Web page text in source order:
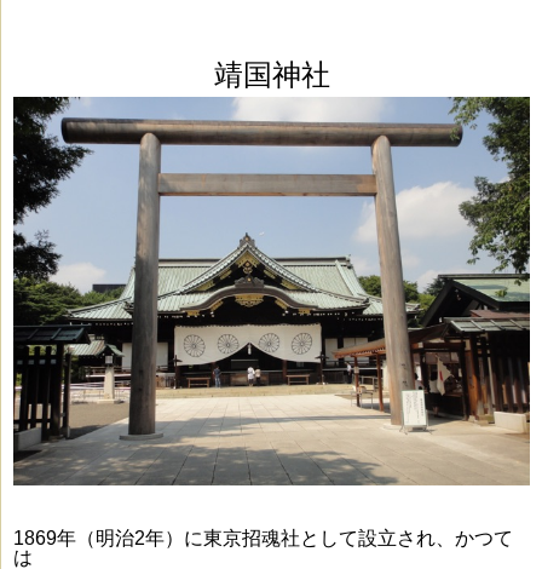
靖国神社
1869年（明治2年）に東京招魂社として設立され、かつて
は